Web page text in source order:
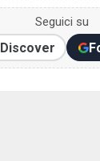
Seguici su
Discover